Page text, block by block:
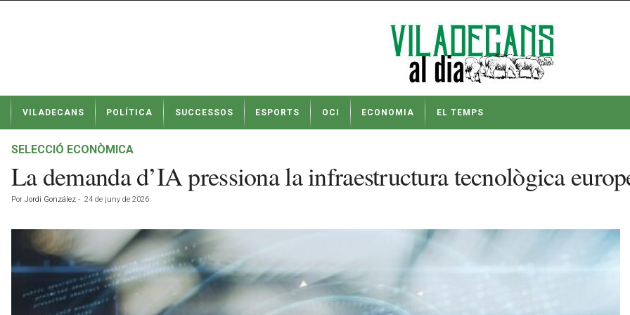
t
VILADECANS POLÍTICA SUCCESSOS ESPORTS OCI ECONOMIA EL TEMPS
SELECCIÓ ECONÒMICA
La demanda d’IA pressiona la infraestructura tecnològica
Por Jordi González - 24 de juny de 2026